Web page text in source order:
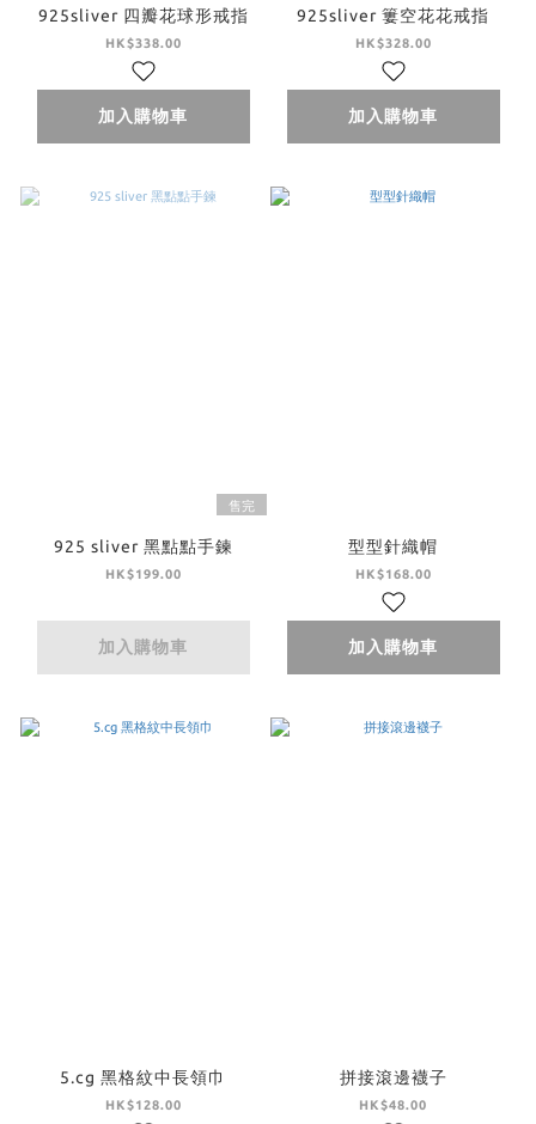
925sliver 四瓣花球形戒指
HK$338.00
加入購物車
925sliver 簍空花花戒指
HK$328.00
加入購物車
售完
925 sliver 黑點點手鍊
HK$199.00
加入購物車
型型針織帽
HK$168.00
加入購物車
5.cg 黑格紋中長領巾
HK$128.00
拼接滾邊襪子
HK$48.00